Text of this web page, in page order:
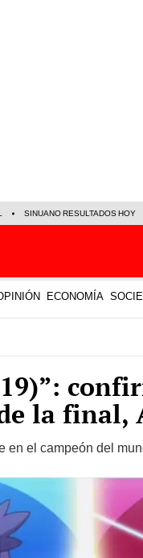
SINUANO RESULTADOS HOY
ECONOMÍA
la final,
en el campeón del